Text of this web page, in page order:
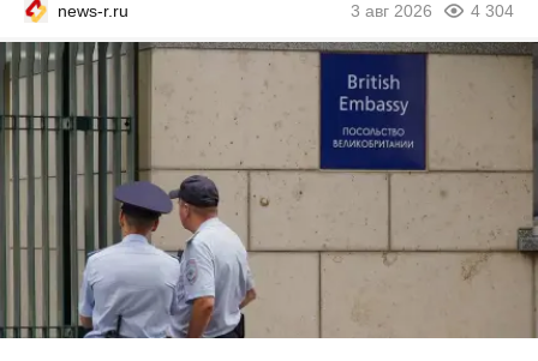
news-r.ru 3 авг 2026 4 304